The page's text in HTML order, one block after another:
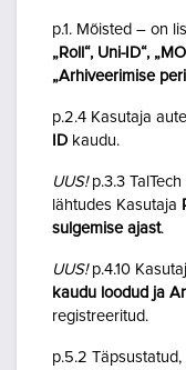
p.1. Mõisted – on
„Roll“, Uni-ID“,
„Arhiveerimise
p.2.4 Kasutaja
ID kaudu.
UUS!p.3.3 TalTech
lähtudes Kasutaja
sulgemise ajast.
UUS!p.4.10
kaudu loodud ja
registreeritud.
p.5.2